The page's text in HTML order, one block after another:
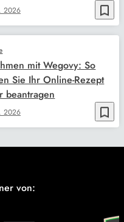
bookmark_border
2026
bookmark_border
2026
mit Wegovy: So
Sie Ihr Online-Rezept
beantragen
von: